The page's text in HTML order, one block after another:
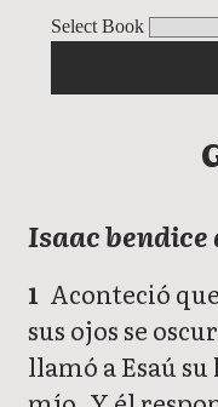
Select Book
Génesis
Isaac bendice
1 Aconteció
sus ojos se
llamó a Esaú